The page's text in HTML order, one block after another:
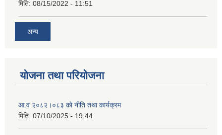
मिति: 08/15/2022 - 11:51
अन्य
योजना तथा परियोजना
आ.व २०८२।०८३ काे नीति तथा कार्यक्रम
मिति: 07/10/2025 - 19:44